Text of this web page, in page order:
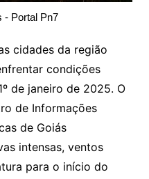
- Portal Pn7
cidades da região
condições
de janeiro de 2025. O
de Informações
de Goiás
intensas, ventos
para o início do